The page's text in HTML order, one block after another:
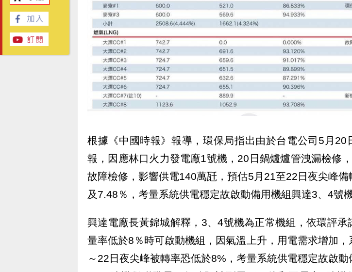
根據《中國時報》報導，環保局指出由於台電公司5月20
報，因應林口火力發電廠1號機，20日鍋爐爐管洩漏檢修
故障檢修，影響供電140萬瓩，預估5月21至22日夜尖峰備
及7.48％，考量系統供電穩定故啟動備用機組興達3、4號
興達電廠長黃錦城解釋，3、4號機為正常機組，依環評承
量率低於8％時可啟動機組，因氣溫上升，用電需求增加，
～22日夜尖峰被轉率恐低於8%，考量系統供電穩定故啟動